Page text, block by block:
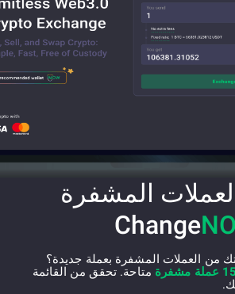
المشفرة
من العملات المشفرة بعملة جديدة؟
متاحة. تحقق من القائمة